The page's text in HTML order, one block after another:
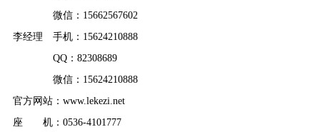
微信：15662567602
李经理 手机：15624210888
QQ：82308689
微信：15624210888
官方网站：www.lekezi.net
座 机：0536-4101777